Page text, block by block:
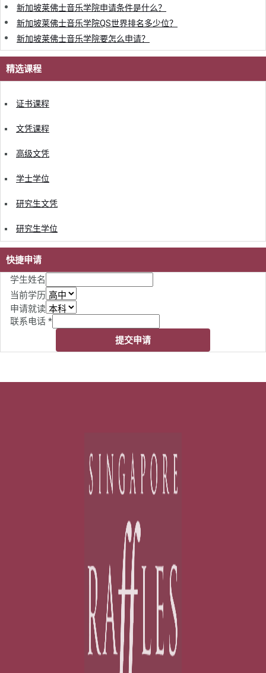
新加坡莱佛士音乐学院申请条件是什么？
新加坡莱佛士音乐学院QS世界排名多少位？
新加坡莱佛士音乐学院要怎么申请？
精选课程
证书课程
文凭课程
高级文凭
学士学位
研究生文凭
研究生学位
快捷申请
学生姓名
当前学历
申请就读
联系电话 *
提交申请